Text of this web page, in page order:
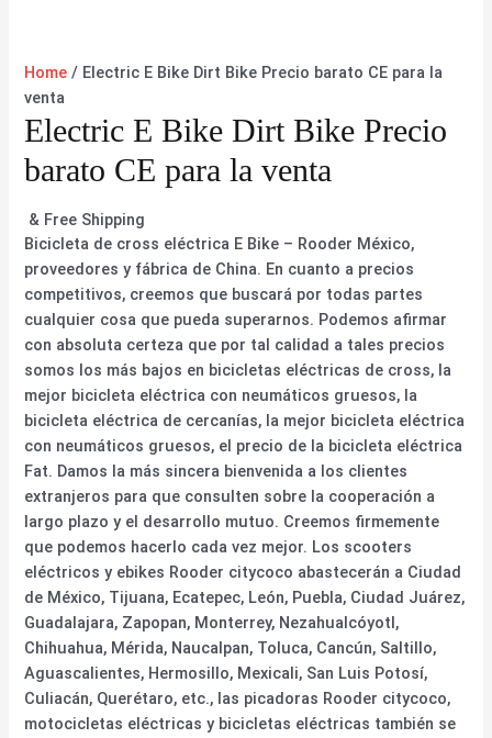
Home / Electric E Bike Dirt Bike Precio barato CE para la
venta
Electric E Bike Dirt Bike Precio
barato CE para la venta
& Free Shipping
Bicicleta de cross eléctrica E Bike – Rooder México,
proveedores y fábrica de China. En cuanto a precios
competitivos, creemos que buscará por todas partes
cualquier cosa que pueda superarnos. Podemos afirmar
con absoluta certeza que por tal calidad a tales precios
somos los más bajos en bicicletas eléctricas de cross, la
mejor bicicleta eléctrica con neumáticos gruesos, la
bicicleta eléctrica de cercanías, la mejor bicicleta eléctrica
con neumáticos gruesos, el precio de la bicicleta eléctrica
Fat. Damos la más sincera bienvenida a los clientes
extranjeros para que consulten sobre la cooperación a
largo plazo y el desarrollo mutuo. Creemos firmemente
que podemos hacerlo cada vez mejor. Los scooters
eléctricos y ebikes Rooder citycoco abastecerán a Ciudad
de México, Tijuana, Ecatepec, León, Puebla, Ciudad Juárez,
Guadalajara, Zapopan, Monterrey, Nezahualcóyotl,
Chihuahua, Mérida, Naucalpan, Toluca, Cancún, Saltillo,
Aguascalientes, Hermosillo, Mexicali, San Luis Potosí,
Culiacán, Querétaro, etc., las picadoras Rooder citycoco,
motocicletas eléctricas y bicicletas eléctricas también se